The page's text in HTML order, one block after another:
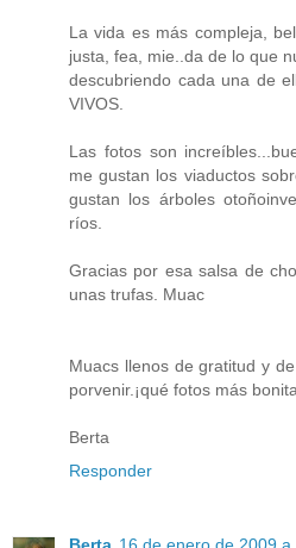
La vida es más compleja,
justa, fea, mie..da de lo que
descubriendo cada una de
VIVOS.
Las fotos son
me gustan los viaductos
gustan los árboles
ríos.
Gracias por esa salsa de
unas trufas. Muac
Muacs llenos de gratitud y
porvenir.¡qué fotos más
Berta
Responder